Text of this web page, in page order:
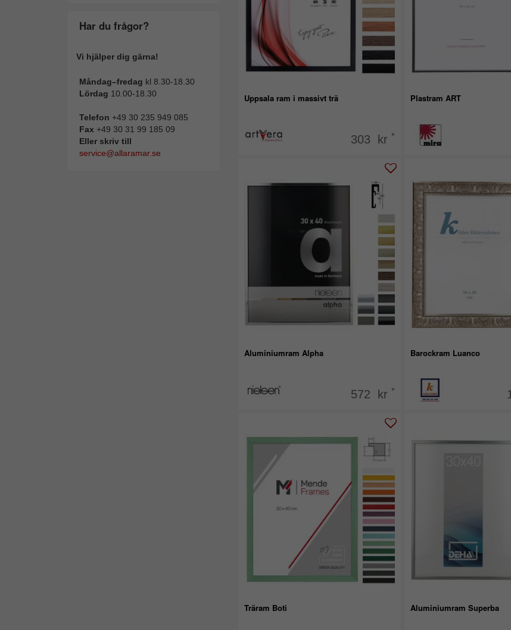
Har du frågor?
Vi hjälper dig gärna!
Måndag–fredag kl 8.30-18.30
Lördag 10.00-18.30
Telefon +49 30 235 949 085
Fax +49 30 31 99 185 09
Eller skriv till
service@allaramar.se
Uppsala ram i massivt trä
303 kr *
Plastram ART
Aluminiumram Alpha
572 kr *
Barockram Luanco
Träram Boti Aluminiumram Superba